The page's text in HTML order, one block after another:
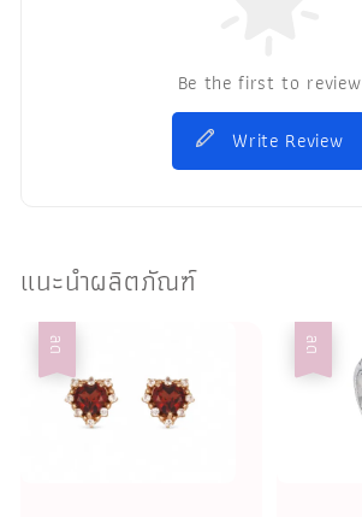
Be the first to review
Write Review
แนะนำผลิตภัณฑ์
ลด ลด